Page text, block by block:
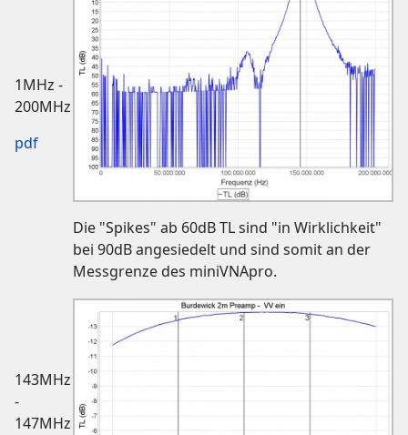
1MHz -
200MHz
pdf
Die "Spikes" ab 60dB TL sind "in Wirklichkeit"
bei 90dB angesiedelt und sind somit an der
Messgrenze des miniVNApro.
143MHz
-
147MHz